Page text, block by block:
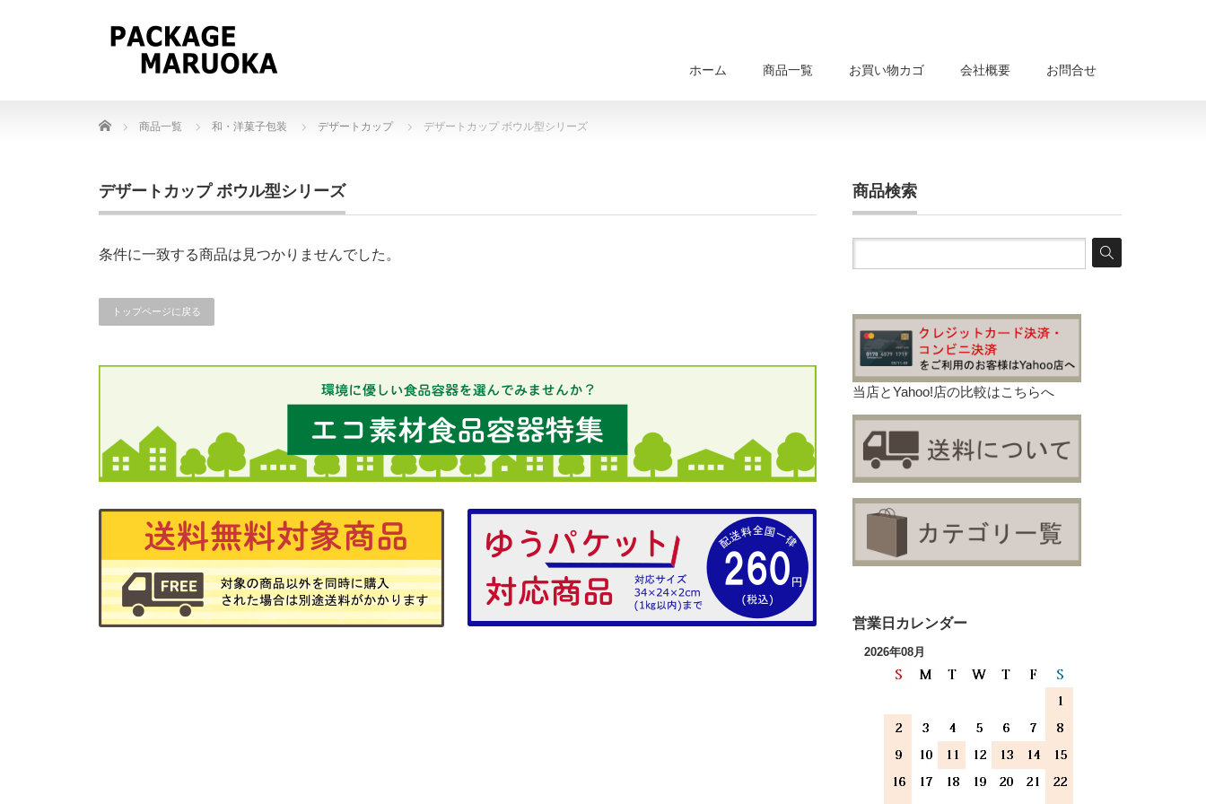
ホーム 商品一覧 お買い物カゴ 会社概要 お問合せ
Home 商品一覧 和・洋菓子包装 デザートカップ デザートカップ ボウル型シリーズ
デザートカップ ボウル型シリーズ
条件に一致する商品は見つかりませんでした。
トップページに戻る
商品検索
当店とYahoo!店の比較はこちらへ
営業日カレンダー
2026年08月